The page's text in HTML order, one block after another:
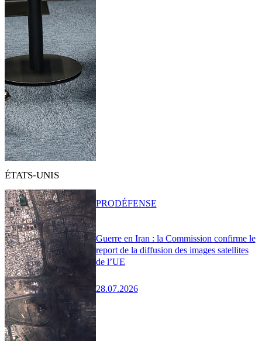
ÉTATS-UNIS
Guerre en Iran : la Commission confirme le
report de la diffusion des images satellites
de l’UE
28.07.2026
PRODÉFENSE